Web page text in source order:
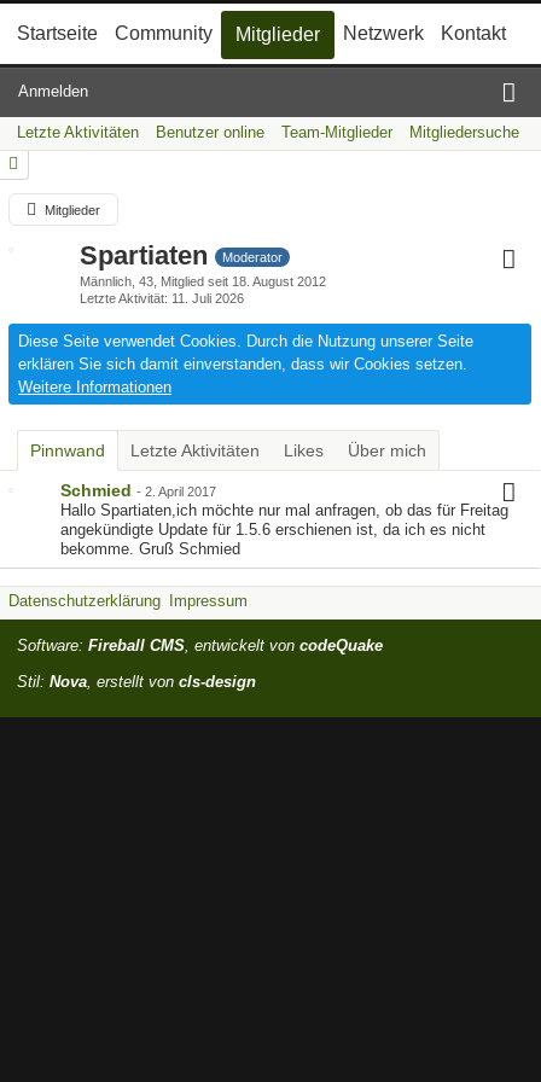
Startseite Community Mitglieder Netzwerk Kontakt
Anmelden
Letzte Aktivitäten Benutzer online Team-Mitglieder Mitgliedersuche
Mitglieder
Spartiaten
Moderator
Männlich 43 Mitglied seit 18. August 2012
Letzte Aktivität 11. Juli 2026
Diese Seite verwendet Cookies. Durch die Nutzung unserer Seite
erklären Sie sich damit einverstanden, dass wir Cookies setzen.
Weitere Informationen
Pinnwand Letzte Aktivitäten Likes Über mich
Schmied - 2. April 2017
Hallo Spartiaten,ich möchte nur mal anfragen, ob das für Freitag
angekündigte Update für 1.5.6 erschienen ist, da ich es nicht
bekomme. Gruß Schmied
Datenschutzerklärung Impressum
Software: Fireball CMS, entwickelt von codeQuake
Stil: Nova, erstellt von cls-design